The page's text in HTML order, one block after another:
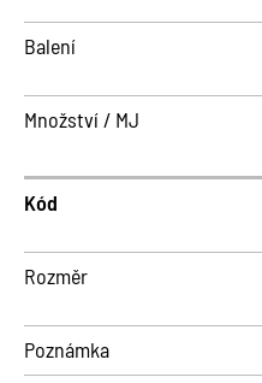
Balení
Množství / MJ
Kód
Rozměr
Poznámka